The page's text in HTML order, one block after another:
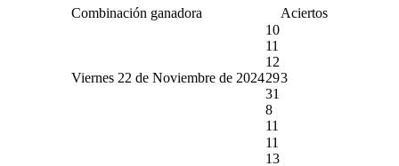
Combinación ganadora Aciertos
Viernes 22 de Noviembre de 2024
10
11
12
29
31
8
11
3
11
13